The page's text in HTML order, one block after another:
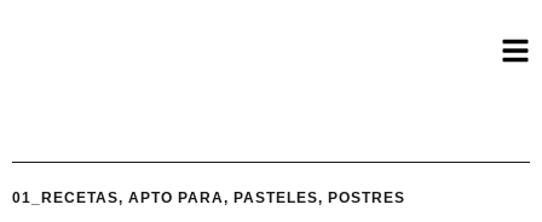
01_RECETAS, APTO PARA, PASTELES, POSTRES